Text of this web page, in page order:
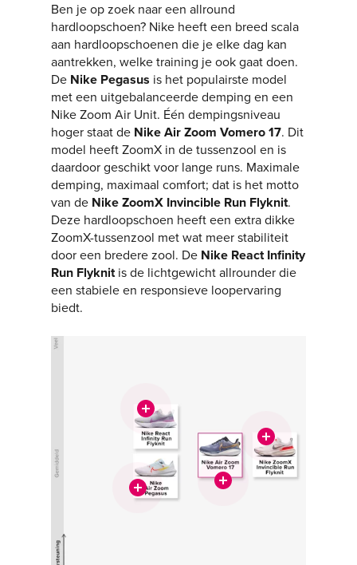
Ben je op zoek naar een allround
hardloopschoen? Nike heeft een breed scala
aan hardloopschoenen die je elke dag kan
aantrekken, welke training je ook gaat doen.
De Nike Pegasus is het populairste model
met een uitgebalanceerde demping en een
Nike Zoom Air Unit. Één dempingsniveau
hoger staat de Nike Air Zoom Vomero 17. Dit
model heeft ZoomX in de tussenzool en is
daardoor geschikt voor lange runs. Maximale
demping, maximaal comfort; dat is het motto
van de Nike ZoomX Invincible Run Flyknit.
Deze hardloopschoen heeft een extra dikke
ZoomX-tussenzool met wat meer stabiliteit
door een bredere zool. De Nike React Infinity
Run Flyknitis de lichtgewicht allrounder die
een stabiele en responsieve loopervaring
biedt.